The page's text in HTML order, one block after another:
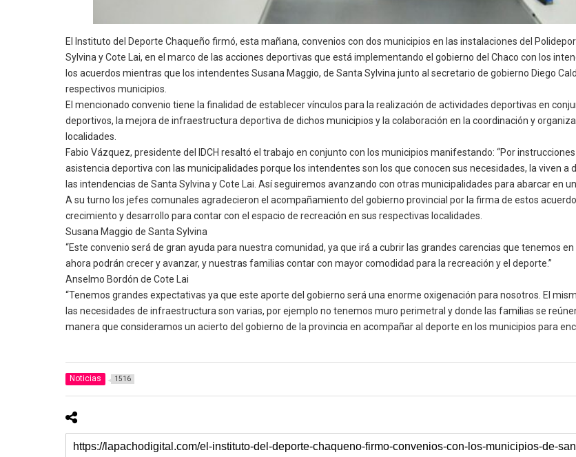
El Instituto del Deporte Chaqueño firmó, esta mañana, convenios con dos municipios en las instalaciones del
Sylvina y Cote Lai, en el marco de las acciones deportivas que está implementando el gobierno del Chaco con los
los acuerdos mientras que los intendentes Susana Maggio, de Santa Sylvina junto al secretario de gobierno Diego
respectivos municipios.
El mencionado convenio tiene la finalidad de establecer vínculos para la realización de actividades deportivas en
deportivos, la mejora de infraestructura deportiva de dichos municipios y la colaboración en la coordinación y
localidades.
Fabio Vázquez, presidente del IDCH resaltó el trabajo en conjunto con los municipios manifestando: “Por
asistencia deportiva con las municipalidades porque los intendentes son los que conocen sus necesidades, la viven
las intendencias de Santa Sylvina y Cote Lai. Así seguiremos avanzando con otras municipalidades para abarcar en
A su turno los jefes comunales agradecieron el acompañamiento del gobierno provincial por la firma de estos
crecimiento y desarrollo para contar con el espacio de recreación en sus respectivas localidades.
Susana Maggio de Santa Sylvina
“Este convenio será de gran ayuda para nuestra comunidad, ya que irá a cubrir las grandes carencias que tenemos
ahora podrán crecer y avanzar, y nuestras familias contar con mayor comodidad para la recreación y el deporte.”
Anselmo Bordón de Cote Lai
“Tenemos grandes expectativas ya que este aporte del gobierno será una enorme oxigenación para nosotros. El
las necesidades de infraestructura son varias, por ejemplo no tenemos muro perimetral y donde las familias se
manera que consideramos un acierto del gobierno de la provincia en acompañar al deporte en los municipios para
Noticias 1516